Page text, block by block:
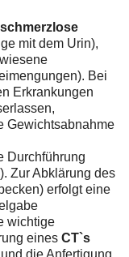
schmerzlose
mit dem Urin),
Bei
Erkrankungen
Gewichtsabnahme
Durchführung
Zur Abklärung des
erfolgt eine
wichtige
eines CT`s
die Anfertigung